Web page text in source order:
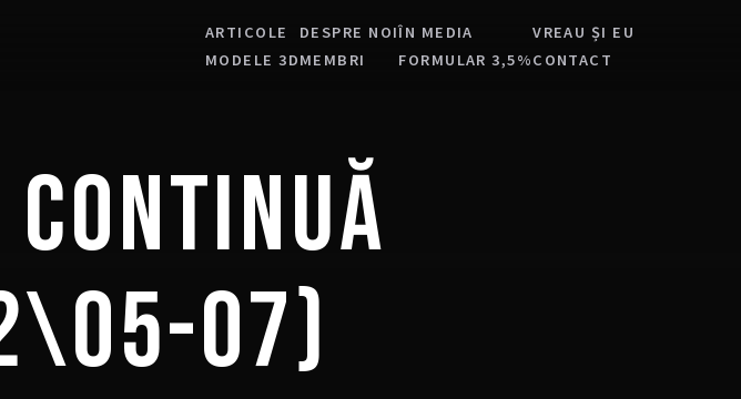
ARTICOLE
MODELE 3D
DESPRE NOI
MEMBRI
ÎN MEDIA
FORMULAR 3,5%
VREAU ȘI EU
CONTACT
07)